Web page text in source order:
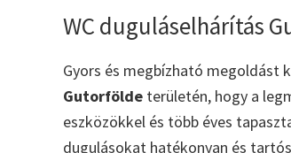
WC duguláselhárítás
Gyors és megbízható megoldást
Gutorfölde területén, hogy a
eszközökkel és több éves
dugulásokat hatékonyan és